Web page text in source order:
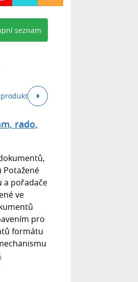
seznam
rado,
Potažené
a pořadače
ve
pro
formátu